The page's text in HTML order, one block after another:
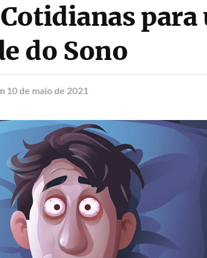
para
do Sono
10 de maio de 2021